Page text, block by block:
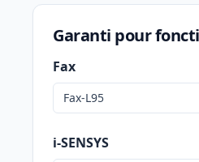
Garanti pour
Fax
Fax-L95
i-SENSYS